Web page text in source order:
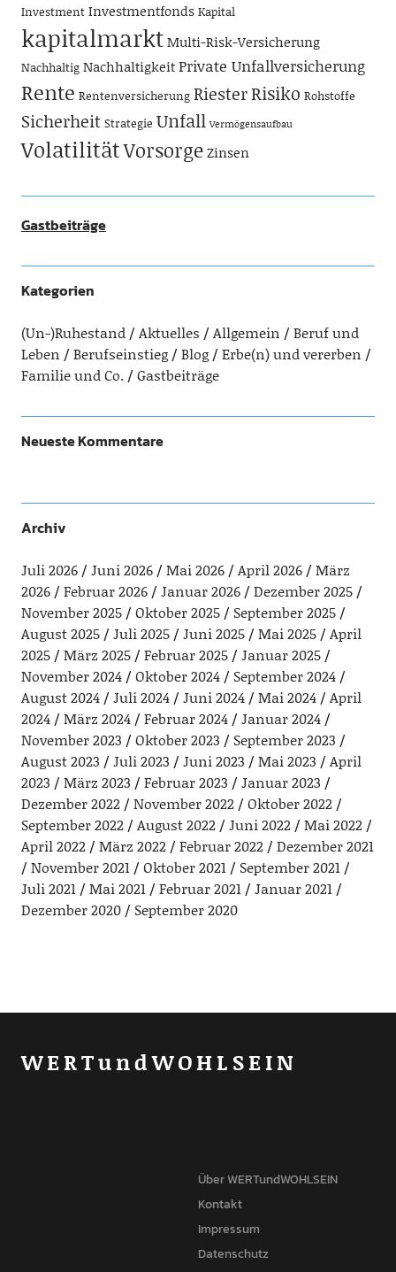
Investment Investmentfonds Kapital
kapitalmarktMulti-Risk-Versicherung
Nachhaltig NachhaltigkeitPrivate Unfallversicherung
Rente Rentenversicherung RiesterRisiko Rohstoffe
Sicherheit Strategie Unfall Vermögensaufbau
VolatilitätVorsorgeZinsen
Gastbeiträge
Kategorien
(Un-)Ruhestand Aktuelles Allgemein
Beruf und
Leben
Berufseinstieg Blog
Erbe(n) und vererben
Familie und Co.
Gastbeiträge
Neueste Kommentare
Archiv
Juli 2026 Juni 2026 Mai 2026 April 2026
März
2026
Februar 2026 Januar 2026
Dezember 2025
November 2025
Oktober 2025
September 2025
August 2025
Juli 2025 Juni 2025 Mai 2025
April
2025
März 2025 Februar 2025
Januar 2025
November 2024
Oktober 2024
September 2024
August 2024
Juli 2024 Juni 2024 Mai 2024
April
2024
März 2024 Februar 2024
Januar 2024
November 2023
Oktober 2023
September 2023
August 2023
Juli 2023 Juni 2023 Mai 2023
April
2023
März 2023 Februar 2023
Januar 2023
Dezember 2022
November 2022
Oktober 2022
September 2022
August 2022 Juni 2022
Mai 2022
April 2022
März 2022 Februar 2022
Dezember 2021
November 2021
Oktober 2021
September 2021
Juli 2021
Mai 2021 Februar 2021
Januar 2021
Dezember 2020
September 2020
WERTundWOHLSEIN
Über WERTundWOHLSEIN
Kontakt
Impressum
Datenschutz